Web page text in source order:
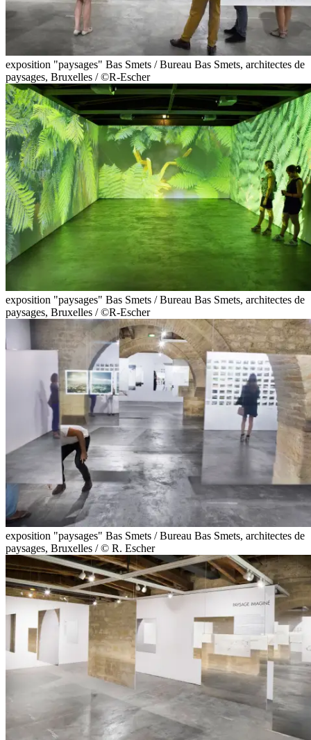
exposition "paysages" Bas Smets / Bureau Bas Smets, architectes de
paysages, Bruxelles / ©R-Escher
exposition "paysages" Bas Smets / Bureau Bas Smets, architectes de
paysages, Bruxelles / ©R-Escher
exposition "paysages" Bas Smets / Bureau Bas Smets, architectes de
paysages, Bruxelles / © R. Escher